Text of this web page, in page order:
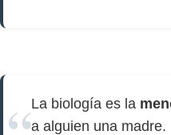
La biología es la
a alguien una madre.